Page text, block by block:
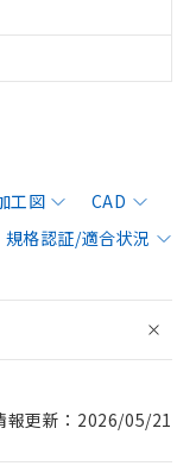
工図
CAD
規格認証/適合状況
報更新：2026/05/21